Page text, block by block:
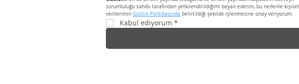
sorumluluğu sahibi tarafından yetkilendirildiğimi beyan ederim, bu nedenle kişisel
verilerimin Gizlilik Politikasında belirtildiği şekilde işlenmesine onay veriyorum.
Kabul ediyorum *